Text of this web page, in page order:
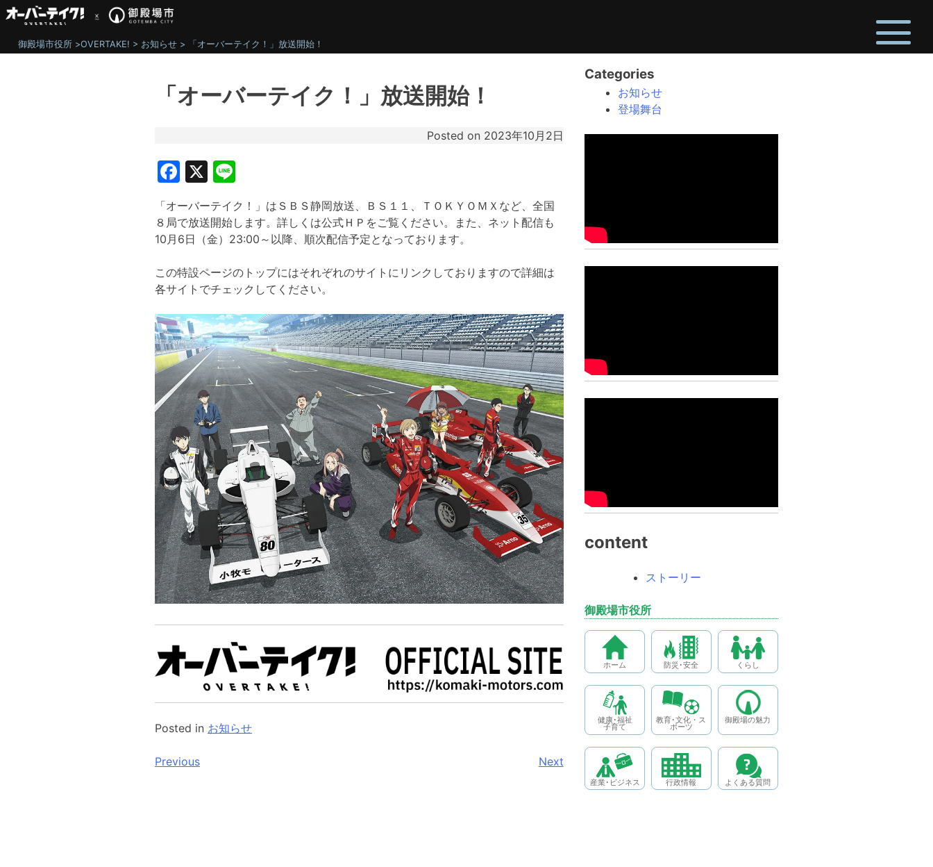
Skip
content御殿場市役所>OVERTAKE! > お知らせ> 「オーバーテイク！」放送開始！
「オーバーテイク！」放送開始！
Posted on 2023年10月2日
Facebook
X
「オーバーテイク！」はＳＢＳ静岡放送、ＢＳ１１、ＴＯＫＹＯＭＸなど、全国
８局で放送開始します。詳しくは公式ＨＰをご覧ください。また、ネット配信も
10月6日（金）23:00～以降、順次配信予定となっております。
この特設ページのトップにはそれぞれのサイトにリンクしておりますので詳細は
各サイトでチェックしてください。
Posted in お知らせ
投
Previous Next
Categories
お知らせ
登場舞台
content
ストーリー
御殿場市役所
ホーム 防災･安全 くらし
健康･福祉
子育て
教育･文化・ス
ポーツ
御殿場の魅力
産業･ビジネス 行政情報 よくある質問